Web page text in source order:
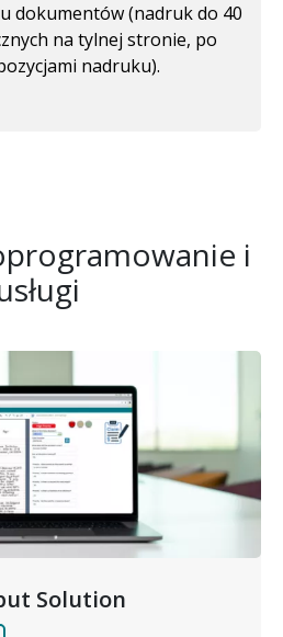
dokumentów (nadruk do 40
na tylnej stronie, po
nadruku).
i
Solution